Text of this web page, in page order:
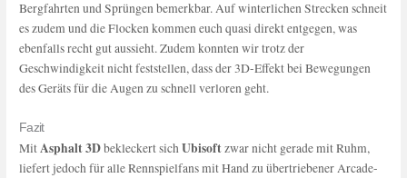
Bergfahrten und Sprüngen bemerkbar. Auf winterlichen Strecken schneit
es zudem und die Flocken kommen euch quasi direkt entgegen, was
ebenfalls recht gut aussieht. Zudem konnten wir trotz der
Geschwindigkeit nicht feststellen, dass der 3D-Effekt bei Bewegungen
des Geräts für die Augen zu schnell verloren geht.
Fazit
MitAsphalt 3Dbekleckert sichUbisoftzwar nicht gerade mit Ruhm,
liefert jedoch für alle Rennspielfans mit Hand zu übertriebener Arcade-